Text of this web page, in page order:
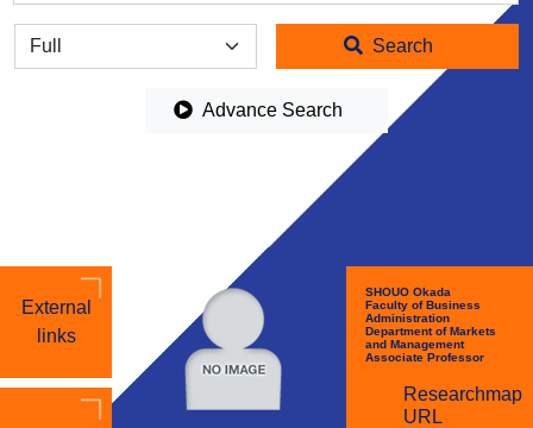
全体 Search
Advance Search
External
links
SHOUO Okada
Faculty of Business
Administration
Department of Markets
and Management
Associate Professor
Researchmap
URL